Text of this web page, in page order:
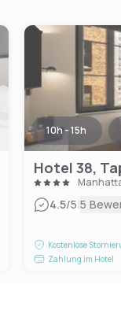
10h - 15h
Hotel 38,
4.5/5|5
Kostenlose
Zahlung im Hotel